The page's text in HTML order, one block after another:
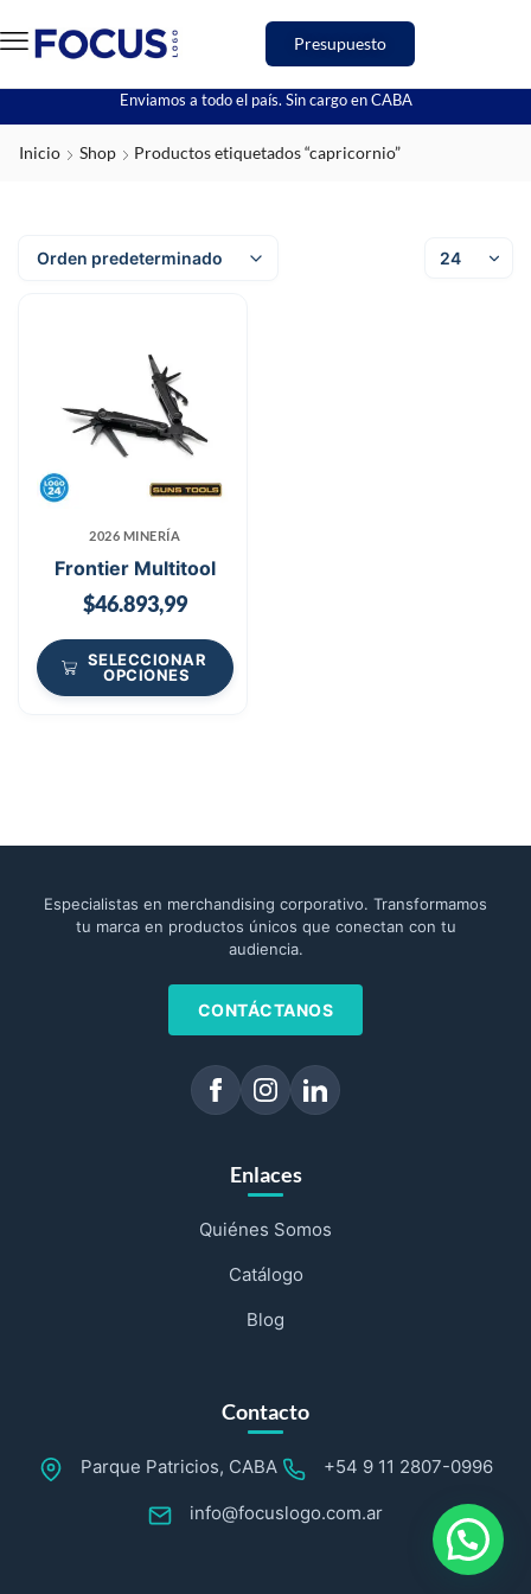
Presupuesto
Enviamos a todo el país. Sin cargo en CABA
Inicio Shop Productos etiquetados “capricornio”
2026 MINERÍA
Frontier Multitool
$46.893,99
SELECCIONAR
OPCIONES
Especialistas en merchandising corporativo. Transformamos
tu marca en productos únicos que conectan con tu
audiencia.
CONTÁCTANOS
Enlaces
Quiénes Somos
Catálogo
Blog
Contacto
Parque Patricios, CABA +54 9 11 2807-0996
info@focuslogo.com.ar